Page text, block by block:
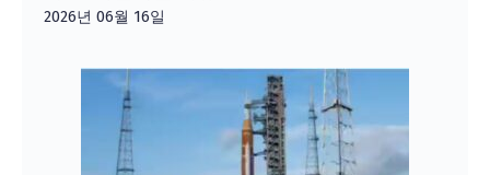
2026년 06월 16일